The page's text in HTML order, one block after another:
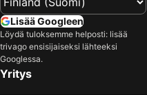
Lisää Googleen
Löydä tuloksemme helposti: lisää
trivago ensisijaiseksi lähteeksi
Googlessa.
Yritys